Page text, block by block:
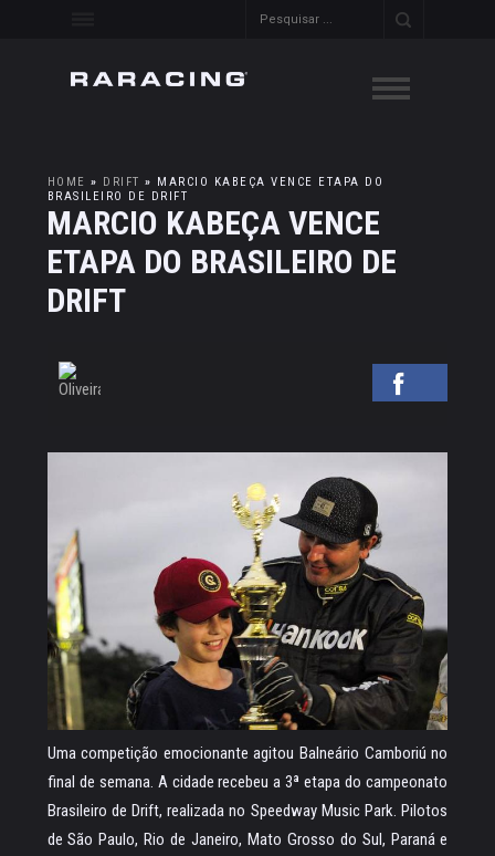
HOME » DRIFT » MARCIO KABEÇA VENCE ETAPA DO
BRASILEIRO DE DRIFT
MARCIO KABEÇA VENCE
ETAPA DO BRASILEIRO DE
DRIFT
Uma competição emocionante agitou Balneário Camboriú no
final de semana. A cidade recebeu a 3ª etapa do campeonato
Brasileiro de Drift, realizada no Speedway Music Park. Pilotos
de São Paulo, Rio de Janeiro, Mato Grosso do Sul, Paraná e